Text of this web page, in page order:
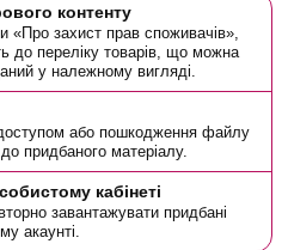
контенту
«Про захист прав споживачів»,
до переліку товарів, що можна
у належному вигляді.
доступом або пошкодження файлу
придбаного матеріалу.
кабінеті
завантажувати придбані
акаунті.